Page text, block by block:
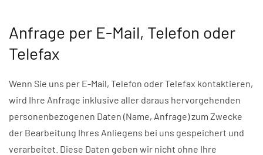
Anfrage per E-Mail, Telefon oder
Telefax
Wenn Sie uns per E-Mail, Telefon oder Telefax kontaktieren,
wird Ihre Anfrage inklusive aller daraus hervorgehenden
personenbezogenen Daten (Name, Anfrage) zum Zwecke
der Bearbeitung Ihres Anliegens bei uns gespeichert und
verarbeitet. Diese Daten geben wir nicht ohne Ihre